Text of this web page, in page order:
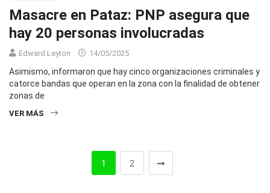
Masacre en Pataz: PNP asegura que
hay 20 personas involucradas
Edward Leyton 14/05/2025
Asimismo, informaron que hay cinco organizaciones criminales y
catorce bandas que operan en la zona con la finalidad de obtener
zonas de
VER MÁS
1 2